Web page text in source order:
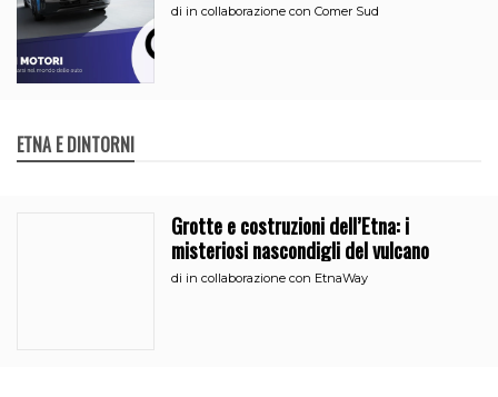
di in collaborazione con Comer Sud
ETNA E DINTORNI
Grotte e costruzioni dell’Etna: i
misteriosi nascondigli del vulcano
di in collaborazione con EtnaWay